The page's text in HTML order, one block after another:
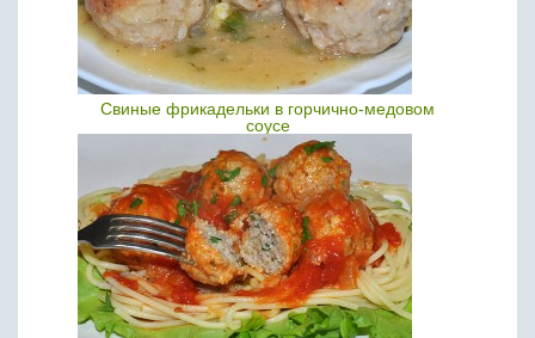
Свиные фрикадельки в горчично-медовом
соусе